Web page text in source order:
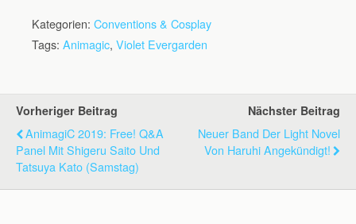
Kategorien: Conventions & Cosplay
Tags: Animagic, Violet Evergarden
Vorheriger Beitrag
AnimagiC 2019: Free! Q&A
Panel Mit Shigeru Saito Und
Tatsuya Kato (Samstag)
Nächster Beitrag
Neuer Band Der Light Novel
Von Haruhi Angekündigt!